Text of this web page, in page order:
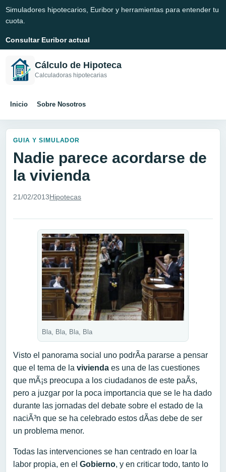
Simuladores hipotecarios, Euribor y herramientas para entender tu
cuota.
Consultar Euribor actual
Cálculo de Hipoteca
Calculadoras hipotecarias
Inicio Sobre Nosotros
GUIA Y SIMULADOR
Nadie parece acordarse de
la vivienda
21/02/2013Hipotecas
Bla, Bla, Bla, Bla
Visto el panorama social uno podrÃ­a pararse a pensar
que el tema de la vivienda es una de las cuestiones
que mÃ¡s preocupa a los ciudadanos de este paÃ­s,
pero a juzgar por la poca importancia que se le ha dado
durante las jornadas del debate sobre el estado de la
naciÃ³n que se ha celebrado estos dÃ­as debe de ser
un problema menor.
Todas las intervenciones se han centrado en loar la
labor propia, en el Gobierno, y en criticar todo, tanto lo